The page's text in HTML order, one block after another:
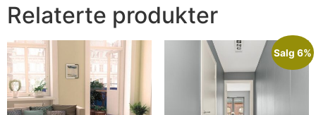
Relaterte produkter
Salg 6%